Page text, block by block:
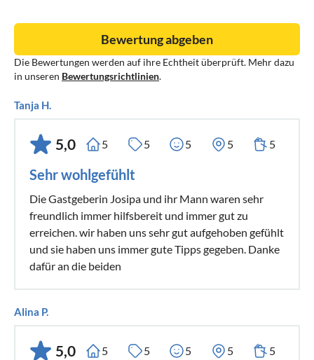
Die Bewertungen werden auf ihre Echtheit überprüft. Mehr dazu
in unseren Bewertungsrichtlinien.
Bewertung abgeben
Tanja H.
5,0 5 5 5 5 5
Sehr wohlgefühlt
Die Gastgeberin Josipa und ihr Mann waren sehr
freundlich immer hilfsbereit und immer gut zu
erreichen. wir haben uns sehr gut aufgehoben gefühlt
und sie haben uns immer gute Tipps gegeben. Danke
dafür an die beiden
Alina P.
5,0 5 5 5 5 5